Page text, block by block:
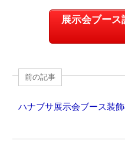
k
d
o
n
展示会ブー
前の記事
ハナブサ展示会ブース装